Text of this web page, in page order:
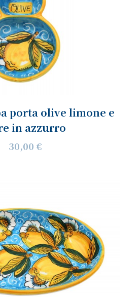
porta olive limone e
in azzurro
30,00 €